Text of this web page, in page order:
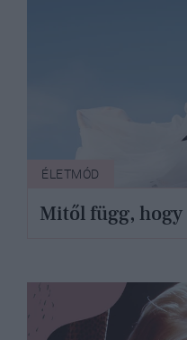
ÉLETMÓD
Mitől függ,